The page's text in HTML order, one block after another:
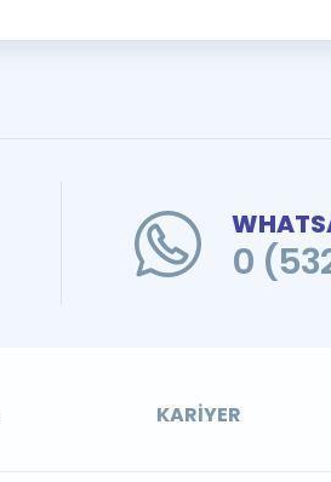
0
KARIYER